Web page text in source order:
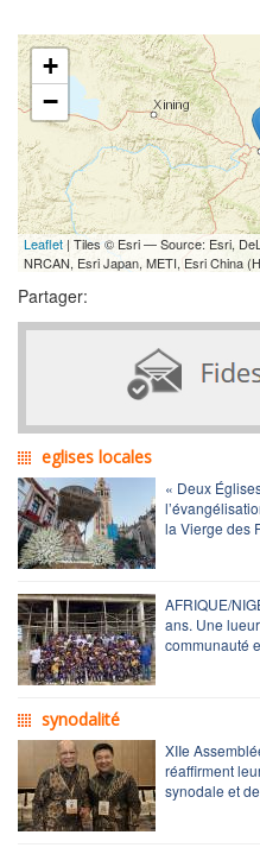
+
−
Leaflet | Tiles © Esri — Source: Esri,
NRCAN, Esri Japan, METI, Esri China
Partager:
eglises locales
« Deux
la Vierge des
AFRIQUE/
ans. Une
communauté
synodalité
XIIe
réaffirment
synodale et